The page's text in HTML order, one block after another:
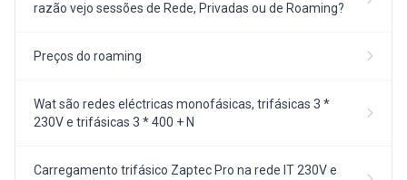
razão vejo sessões de Rede, Privadas ou de Roaming?
Preços do roaming
Wat são redes eléctricas monofásicas, trifásicas 3 *
230V e trifásicas 3 * 400 + N
Carregamento trifásico Zaptec Pro na rede IT 230V e